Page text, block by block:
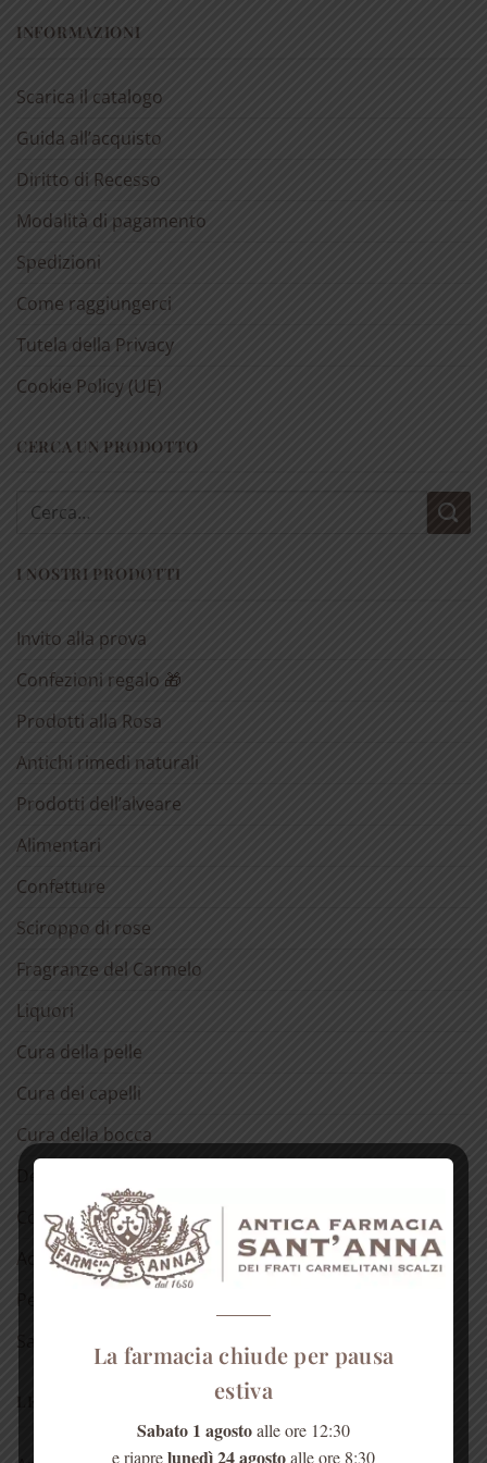
INFORMAZIONI
Scarica il catalogo
Guida all’acquisto
Diritto di Recesso
Modalità di pagamento
Spedizioni
Come raggiungerci
Tutela della Privacy
Cookie Policy (UE)
CERCA UN PRODOTTO
Cerca:
I NOSTRI PRODOTTI
Invito alla prova
Confezioni regalo 🎁
Prodotti alla Rosa
Antichi rimedi naturali
Prodotti dell’alveare
Alimentari
Confetture
Sciroppo di rose
Fragranze del Carmelo
Liquori
Cura della pelle
Cura dei capelli
Cura della bocca
Cosmetici alla rosa
Acqua di Sant’Anna
Salute dell’anima
LE NOSTRE RUBRICHE
La farmacia chiude per pausa
estiva
Sabato 1 agostoalle ore 12:30
e riaprelunedì 24 agostoalle ore 8:30